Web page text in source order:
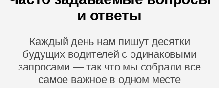
и ответы
Каждый день нам пишут десятки
будущих водителей с одинаковыми
запросами — так что мы собрали все
самое важное в одном месте